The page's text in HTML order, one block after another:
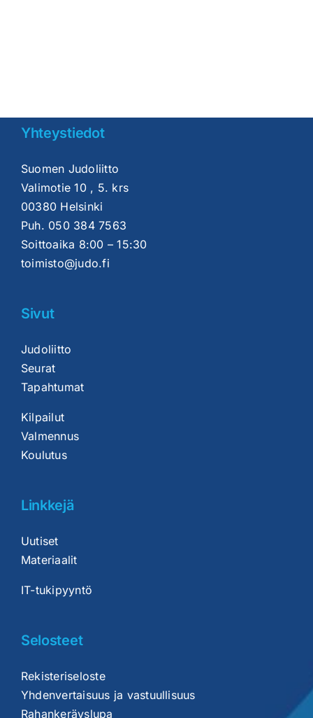
Yhteystiedot
Suomen Judoliitto
Valimotie 10 , 5. krs
00380 Helsinki
Puh. 050 384 7563
Soittoaika 8:00 – 15:30
toimisto@judo.fi
Sivut
Judoliitto
Seurat
Tapahtumat
Kilpailut
Valmennus
Koulutus
Linkkejä
Uutiset
Materiaalit
IT-tukipyyntö
Selosteet
Rekisteriseloste
Yhdenvertaisuus ja vastuullisuus
Rahankeräyslupa